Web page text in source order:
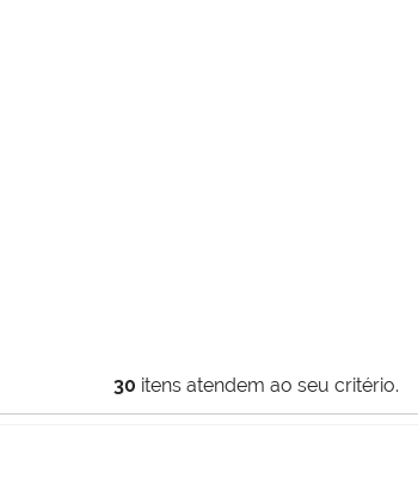
30 itens atendem ao seu critério.